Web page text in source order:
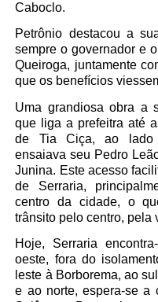
Caboclo.
Petrônio destacou a
sempre o governador e
Queiroga, juntamente
que os benefícios
Uma grandiosa obra a
que liga a prefeitra até
de Tia Ciça, ao lado
ensaiava seu Pedro
Junina. Este acesso
de Serraria,
centro da cidade, o
trânsito pelo centro, pela
Hoje, Serraria
oeste, fora do
leste à Borborema, ao
e ao norte, espera-se a